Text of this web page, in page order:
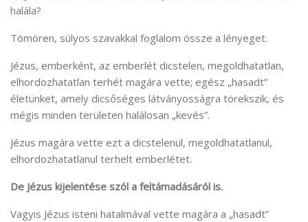
halála?
Tömören, súlyos szavakkal foglalom össze a lényeget.
Jézus, emberként, az emberlét dicstelen, megoldhatatlan,
elhordozhatatlan terhét magára vette; egész „hasadt”
életünket, amely dicsőséges látványosságra törekszik, és
mégis minden területen halálosan „kevés”.
Jézus magára vette ezt a dicstelenül, megoldhatatlanul,
elhordozhatatlanul terhelt emberlétet.
De Jézus kijelentése szól a feltámadásáról is.
Vagyis Jézus isteni hatalmával vette magára a „hasadt”